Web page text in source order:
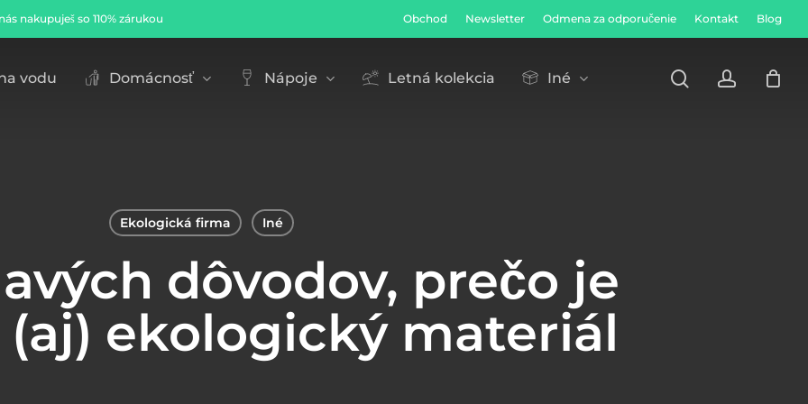
nakupuješ so 110% zárukou Obchod Newsletter Odmena za odporučenie Kontakt Blog
vodu Domácnosť Nápoje Letná kolekcia Iné searchaccount
Cart Close
Ekologická firma Iné
dôvodov, prečo je
ekologický materiál